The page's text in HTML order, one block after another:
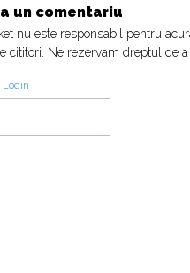
un comentariu
nu este responsabil pentru
cititori. Ne rezervam dreptul de
Login